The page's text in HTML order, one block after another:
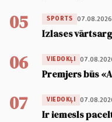
05 SPORTS
Izlases
06 VIEDOKĻI
Premjers būs
07 VIEDOKĻI
Ir iemesls